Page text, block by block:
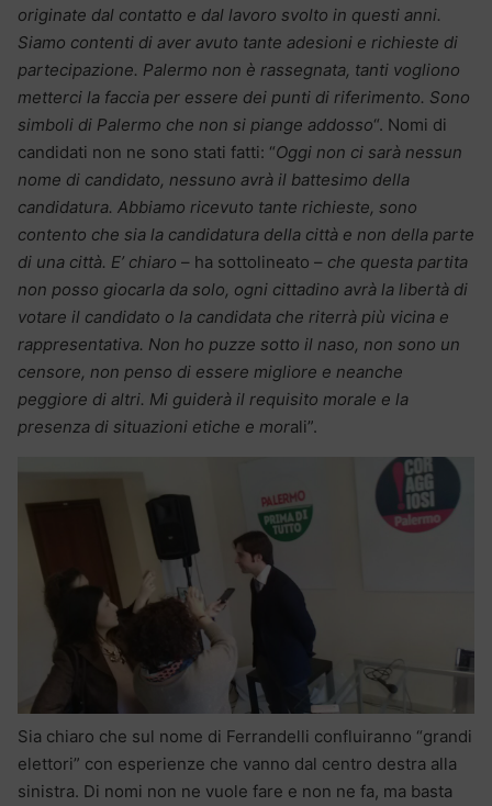
originate dal contatto e dal lavoro svolto in questi anni.
Siamo contenti di aver avuto tante adesioni e richieste di
partecipazione. Palermo non è rassegnata, tanti vogliono
metterci la faccia per essere dei punti di riferimento. Sono
simboli di Palermo che non si piange addosso“. Nomi di
candidati non ne sono stati fatti: “Oggi non ci sarà nessun
nome di candidato, nessuno avrà il battesimo della
candidatura. Abbiamo ricevuto tante richieste, sono
contento che sia la candidatura della città e non della parte
di una città. E’ chiaro – ha sottolineato – che questa partita
non posso giocarla da solo, ogni cittadino avrà la libertà di
votare il candidato o la candidata che riterrà più vicina e
rappresentativa. Non ho puzze sotto il naso, non sono un
censore, non penso di essere migliore e neanche
peggiore di altri. Mi guiderà il requisito morale e la
presenza di situazioni etiche e morali”.
Sia chiaro che sul nome di Ferrandelli confluiranno “grandi
elettori” con esperienze che vanno dal centro destra alla
sinistra. Di nomi non ne vuole fare e non ne fa, ma basta